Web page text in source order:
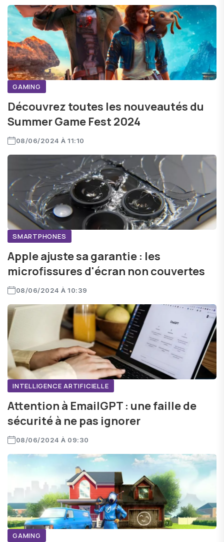
GAMING
Découvrez toutes les nouveautés du
Summer Game Fest 2024
08/06/2024 À 11:10
SMARTPHONES
Apple ajuste sa garantie : les
microfissures d'écran non couvertes
08/06/2024 À 10:39
INTELLIGENCE ARTIFICIELLE
Attention à EmailGPT : une faille de
sécurité à ne pas ignorer
08/06/2024 À 09:30
GAMING